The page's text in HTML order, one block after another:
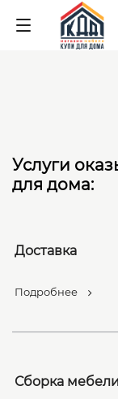
Услуги
для дома:
Доставка
Подробнее
Сборка мебели